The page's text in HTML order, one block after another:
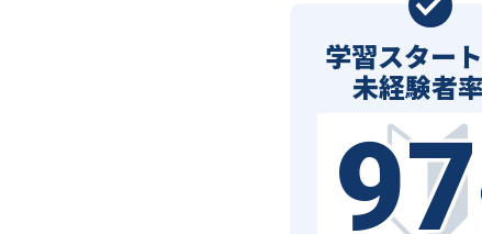
学習スター
未経験者率
97